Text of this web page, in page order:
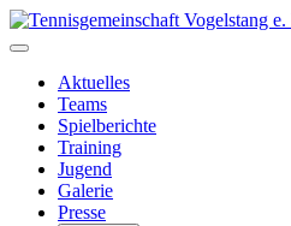
Aktuelles
Teams
Spielberichte
Training
Jugend
Galerie
Presse